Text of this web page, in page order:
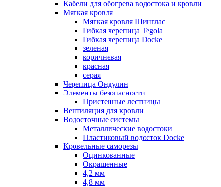
Кабели для обогрева водостока и кровли
Мягкая кровля
Мягкая кровля Шинглас
Гибкая черепица Tegola
Гибкая черепица Docke
зеленая
коричневая
красная
серая
Черепица Ондулин
Элементы безопасности
Пристенные лестницы
Вентиляция для кровли
Водосточные системы
Металлические водостоки
Пластиковый водосток Docke
Кровельные саморезы
Оцинкованные
Окрашенные
4,2 мм
4,8 мм